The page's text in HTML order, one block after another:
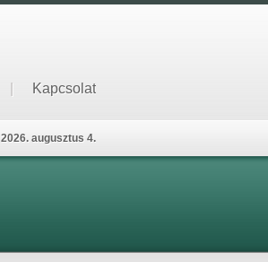
Kapcsolat
2026. augusztus 4.